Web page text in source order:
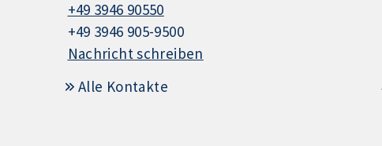
+49 3946 90550
+49 3946 905-9500
Nachricht schreiben
Alle Kontakte